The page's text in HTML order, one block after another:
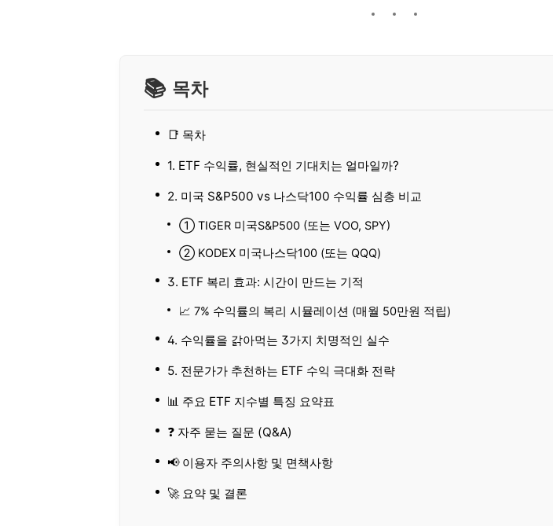
목차
📑 목차
1. ETF 수익률, 현실적인 기대치는 얼마일까?
2. 미국 S&P500 vs 나스닥100 수익률 심층 비교
① TIGER 미국S&P500 (또는 VOO, SPY)
② KODEX 미국나스닥100 (또는 QQQ)
3. ETF 복리 효과: 시간이 만드는 기적
📈 7% 수익률의 복리 시뮬레이션 (매월 50만원 적립)
4. 수익률을 갉아먹는 3가지 치명적인 실수
5. 전문가가 추천하는 ETF 수익 극대화 전략
📊 주요 ETF 지수별 특징 요약표
❓ 자주 묻는 질문 (Q&A)
📢 이용자 주의사항 및 면책사항
🚀 요약 및 결론